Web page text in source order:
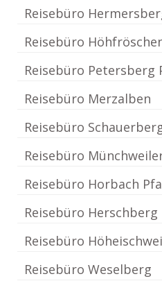
Reisebüro
Reisebüro
Reisebüro Petersberg
Reisebüro Merzalben
Reisebüro
Reisebüro
Reisebüro Horbach
Reisebüro Herschberg
Reisebüro
Reisebüro Weselberg